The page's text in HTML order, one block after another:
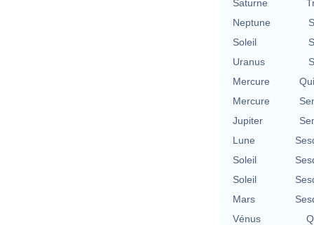
Saturne
Neptune
Soleil
Uranus
Mercure
Mercure
Jupiter
Lune
Soleil
Soleil
Mars
Vénus